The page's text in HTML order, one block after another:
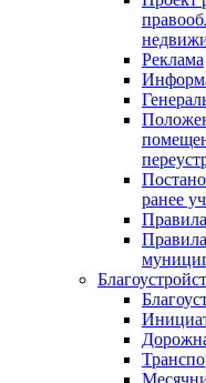
Реклама
ранее